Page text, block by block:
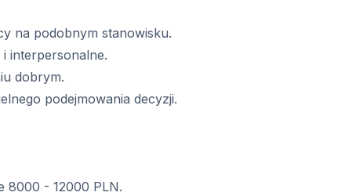
na podobnym stanowisku.
i interpersonalne.
dobrym.
podejmowania decyzji.
8000 - 12000 PLN.